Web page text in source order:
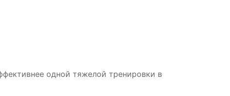
одной тяжелой тренировки в